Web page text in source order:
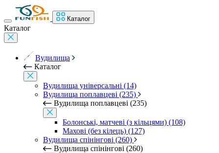
Каталог
Каталог
Вудилища
Каталог
Вудилища універсальні (14)
Вудилища поплавцеві (235)
Вудилища поплавцеві (235)
Болонські, матчеві (з кільцями) (108)
Махові (без кілець) (127)
Вудилища спінінгові (260)
Вудилища спінінгові (260)